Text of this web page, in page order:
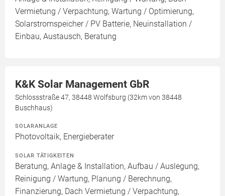
Vermietung / Verpachtung, Wartung / Optimierung,
Solarstromspeicher / PV Batterie, Neuinstallation /
Einbau, Austausch, Beratung
K&K Solar Management GbR
Schlossstraße 47, 38448 Wolfsburg (32km von 38448
Buschhaus)
SOLARANLAGE
Photovoltaik, Energieberater
SOLAR TÄTIGKEITEN
Beratung, Anlage & Installation, Aufbau / Auslegung,
Reinigung / Wartung, Planung / Berechnung,
Finanzierung, Dach Vermietung / Verpachtung,